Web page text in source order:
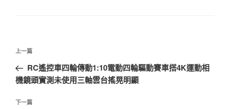
上一篇
RC遙控車四輪傳動1:10電動四輪驅動賽車搭4K運動相
機鏡頭實測未使用三軸雲台搖晃明顯
下一篇